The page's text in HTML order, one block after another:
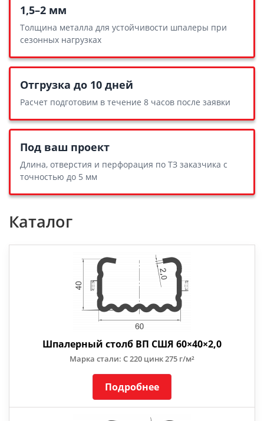
1,5–2 мм
Толщина металла для устойчивости шпалеры при
сезонных нагрузках
Отгрузка до 10 дней
Расчет подготовим в течение 8 часов после заявки
Под ваш проект
Длина, отверстия и перфорация по ТЗ заказчика с
точностью до 5 мм
Каталог
Шпалерный столб ВП СШЯ 60×40×2,0
Марка стали: С 220 цинк 275 г/м²
Подробнее